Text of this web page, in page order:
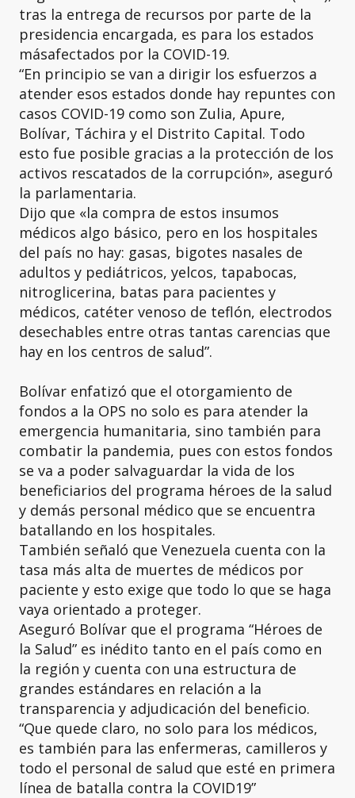
tras la entrega de recursos por parte de la
presidencia encargada, es para los estados
másafectados por la COVID-19.
“En principio se van a dirigir los esfuerzos a
atender esos estados donde hay repuntes con
casos COVID-19 como son Zulia, Apure,
Bolívar, Táchira y el Distrito Capital. Todo
esto fue posible gracias a la protección de los
activos rescatados de la corrupción», aseguró
la parlamentaria.
Dijo que «la compra de estos insumos
médicos algo básico, pero en los hospitales
del país no hay: gasas, bigotes nasales de
adultos y pediátricos, yelcos, tapabocas,
nitroglicerina, batas para pacientes y
médicos, catéter venoso de teflón, electrodos
desechables entre otras tantas carencias que
hay en los centros de salud”.
Bolívar enfatizó que el otorgamiento de
fondos a la OPS no solo es para atender la
emergencia humanitaria, sino también para
combatir la pandemia, pues con estos fondos
se va a poder salvaguardar la vida de los
beneficiarios del programa héroes de la salud
y demás personal médico que se encuentra
batallando en los hospitales.
También señaló que Venezuela cuenta con la
tasa más alta de muertes de médicos por
paciente y esto exige que todo lo que se haga
vaya orientado a proteger.
Aseguró Bolívar que el programa “Héroes de
la Salud” es inédito tanto en el país como en
la región y cuenta con una estructura de
grandes estándares en relación a la
transparencia y adjudicación del beneficio.
“Que quede claro, no solo para los médicos,
es también para las enfermeras, camilleros y
todo el personal de salud que esté en primera
línea de batalla contra la COVID19”